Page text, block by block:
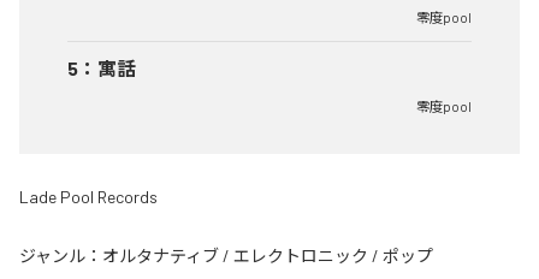
零度pool
5 ： 寓話
零度pool
Lade Pool Records
ジャンル： オルタナティブ / エレクトロニック / ポップ